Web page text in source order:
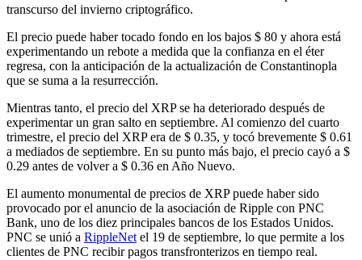
transcurso del invierno criptográfico.
El precio puede haber tocado fondo en los bajos $ 80 y ahora está
experimentando un rebote a medida que la confianza en el éter
regresa, con la anticipación de la actualización de Constantinopla
que se suma a la resurrección.
Mientras tanto, el precio del XRP se ha deteriorado después de
experimentar un gran salto en septiembre. Al comienzo del cuarto
trimestre, el precio del XRP era de $ 0.35, y tocó brevemente $ 0.61
a mediados de septiembre. En su punto más bajo, el precio cayó a $
0.29 antes de volver a $ 0.36 en Año Nuevo.
El aumento monumental de precios de XRP puede haber sido
provocado por el anuncio de la asociación de Ripple con PNC
Bank, uno de los diez principales bancos de los Estados Unidos.
PNC se unió a RippleNetel 19 de septiembre, lo que permite a los
clientes de PNC recibir pagos transfronterizos en tiempo real.